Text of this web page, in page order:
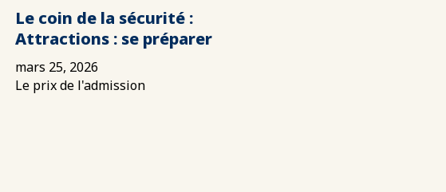
Le coin de la sécurité :
Attractions : se préparer
mars 25, 2026
Le prix de l'admission